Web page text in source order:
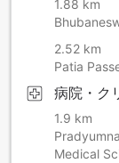
1.88 km
2.52 km
Patia
病院・ク
1.9 km
Medical